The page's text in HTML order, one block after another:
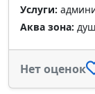
Услуги:
Аква зона:
Нет оценок